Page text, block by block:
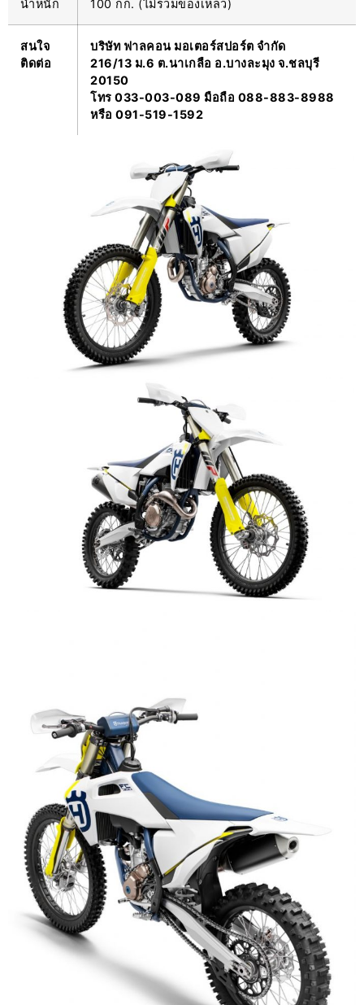
น้ำหนัก 100 กก. (ไม่รวมของเหลว)
สนใจ
ติดต่อ
บริษัท ฟาลคอน มอเตอร์สปอร์ต จำกัด
216/13 ม.6 ต.นาเกลือ อ.บางละมุง จ.ชลบุรี
20150
โทร 033-003-089 มือถือ 088-883-8988
หรือ 091-519-1592